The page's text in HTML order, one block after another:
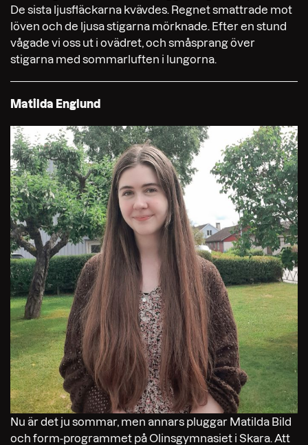
De sista ljusfläckarna kvävdes. Regnet smattrade mot
löven och de ljusa stigarna mörknade. Efter en stund
vågade vi oss ut i ovädret, och småsprang över
stigarna med sommarluften i lungorna.
Matilda Englund
Nu är det ju sommar, men annars pluggar Matilda Bild
och form-programmet på Olinsgymnasiet i Skara. Att